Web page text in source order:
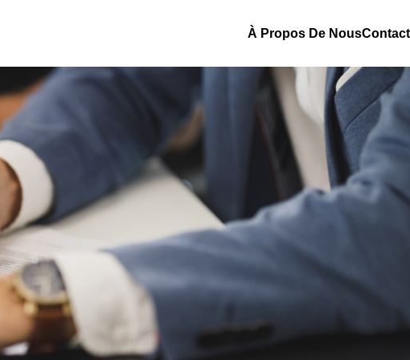
À Propos De NousContact